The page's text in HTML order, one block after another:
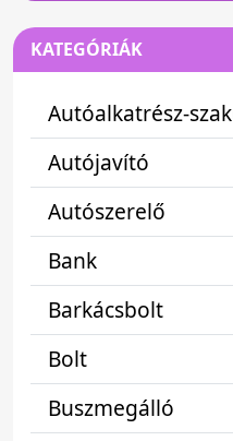
KATEGÓRIÁK
Autóalkatrész-
Autójavító
Autószerelő
Bank
Barkácsbolt
Bolt
Buszmegálló